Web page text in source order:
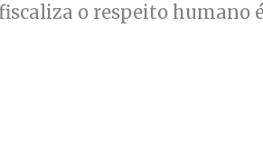
o respeito humano